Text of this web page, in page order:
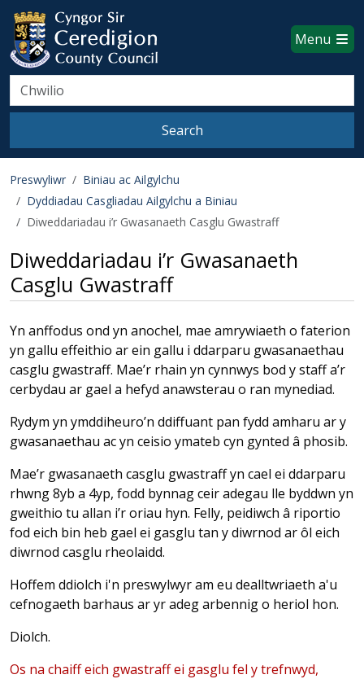
Skip to main content
Ceredigion County Council
Menu
Search
Search
Preswyliwr
Biniau ac Ailgylchu
Dyddiadau Casgliadau Ailgylchu a Biniau
Diweddariadau i’r Gwasanaeth Casglu Gwastraff
Diweddariadau i’r Gwasanaeth
Casglu Gwastraff
Yn anffodus ond yn anochel, mae amrywiaeth o faterion
yn gallu effeithio ar ein gallu i ddarparu gwasanaethau
casglu gwastraff. Mae’r rhain yn cynnwys bod y staff a’r
cerbydau ar gael a hefyd anawsterau o ran mynediad.
Rydym yn ymddiheuro’n ddiffuant pan fydd amharu ar y
gwasanaethau ac yn ceisio ymateb cyn gynted â phosib.
Mae’r gwasanaeth casglu gwastraff yn cael ei ddarparu
rhwng 8yb a 4yp, fodd bynnag ceir adegau lle byddwn yn
gweithio tu allan i’r oriau hyn. Felly, peidiwch â riportio
fod eich bin heb gael ei gasglu tan y diwrnod ar ôl eich
diwrnod casglu rheolaidd.
Hoffem ddiolch i'n preswylwyr am eu dealltwriaeth a'u
cefnogaeth barhaus ar yr adeg arbennig o heriol hon.
Diolch.
Os na chaiff eich gwastraff ei gasglu fel y trefnwyd,